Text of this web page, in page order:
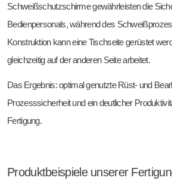
Schweißschutzschirme gewährleisten die
Bedienpersonals, während des
Konstruktion kann eine Tischseite gerüstet
gleichzeitig auf der anderen Seite arbeitet.
Das Ergebnis: optimal genutzte Rüst- und
Prozesssicherheit und ein deutlicher
Fertigung.
Produktbeispiele unserer